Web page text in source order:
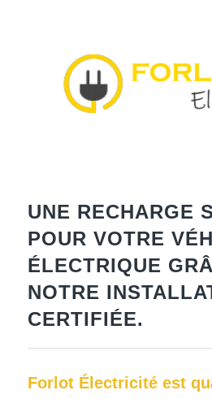
UNE RECHARGE
POUR VOTRE
ÉLECTRIQUE
NOTRE
CERTIFIÉE.
Forlot Électricité est